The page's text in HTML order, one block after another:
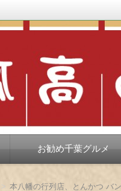
千葉グルメ
とした、孤独なようで孤独
お勧め千葉グルメ
本八幡の行列店、とんかつ バ